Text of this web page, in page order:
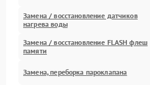
Замена / восстановление датчиков
нагрева воды
Замена / восстановление FLASH флеш
памяти
Замена, переборка пароклапана